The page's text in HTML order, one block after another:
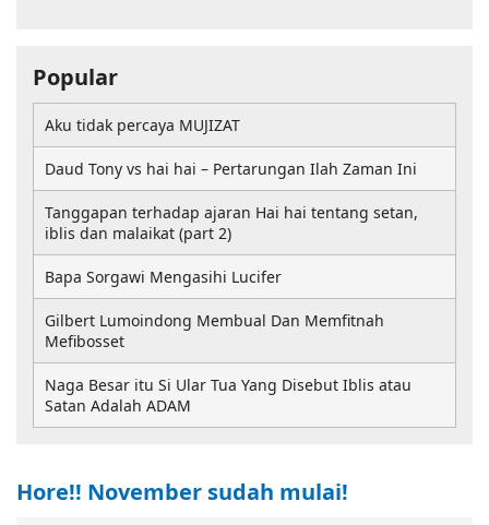
Hore!! November sudah mulai!
Popular
Aku tidak percaya MUJIZAT
Daud Tony vs hai hai – Pertarungan Ilah Zaman Ini
Tanggapan terhadap ajaran Hai hai tentang setan,
iblis dan malaikat (part 2)
Bapa Sorgawi Mengasihi Lucifer
Gilbert Lumoindong Membual Dan Memfitnah
Mefibosset
Naga Besar itu Si Ular Tua Yang Disebut Iblis atau
Satan Adalah ADAM